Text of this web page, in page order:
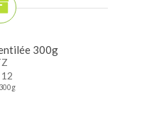
300g